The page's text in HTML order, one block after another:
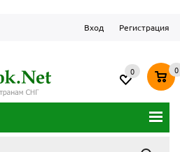
Вход Регистрация
0 0